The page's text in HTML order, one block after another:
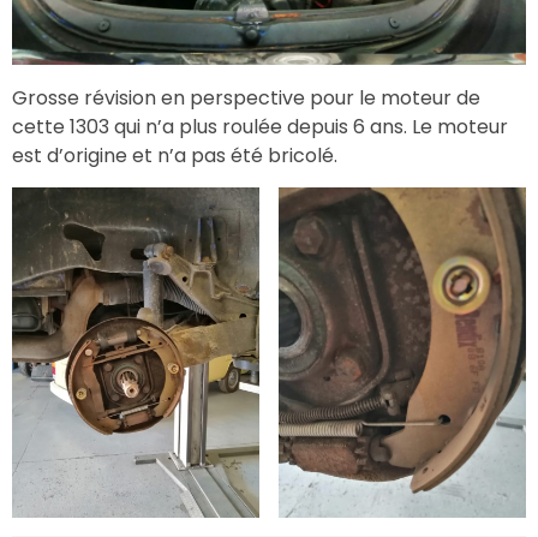
Grosse révision en perspective pour le moteur de
cette 1303 qui n’a plus roulée depuis 6 ans. Le moteur
est d’origine et n’a pas été bricolé.